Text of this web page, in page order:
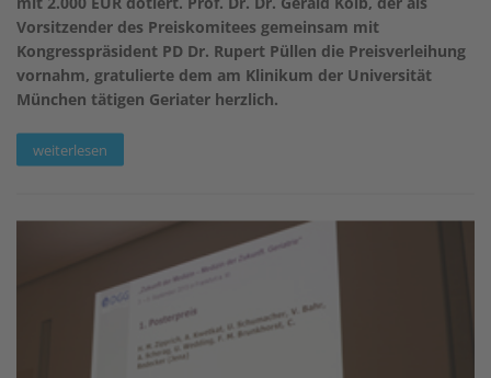
Vorsitzender des Preiskomitees gemeinsam mit
Kongresspräsident PD Dr. Rupert Püllen die Preisverleihung
vornahm, gratulierte dem am Klinikum der Universität
München tätigen Geriater herzlich.
weiterlesen